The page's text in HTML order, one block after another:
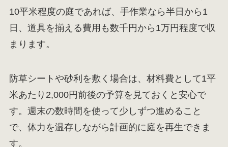
10平米程度の庭であれば、手作業なら半日から1
日、道具を揃える費用も数千円から1万円程度で収
まります。
防草シートや砂利を敷く場合は、材料費として1平
米あたり2,000円前後の予算を見ておくと安心で
す。週末の数時間を使って少しずつ進めること
で、体力を温存しながら計画的に庭を再生できま
す。